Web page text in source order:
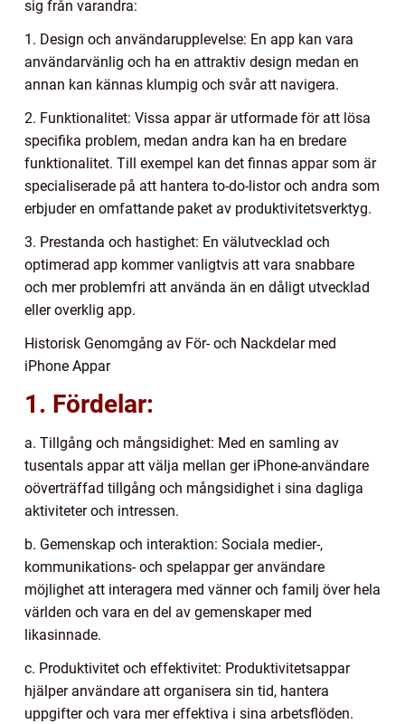
sig från varandra:
1. Design och användarupplevelse: En app kan vara
användarvänlig och ha en attraktiv design medan en
annan kan kännas klumpig och svår att navigera.
2. Funktionalitet: Vissa appar är utformade för att lösa
specifika problem, medan andra kan ha en bredare
funktionalitet. Till exempel kan det finnas appar som är
specialiserade på att hantera to-do-listor och andra som
erbjuder en omfattande paket av produktivitetsverktyg.
3. Prestanda och hastighet: En välutvecklad och
optimerad app kommer vanligtvis att vara snabbare
och mer problemfri att använda än en dåligt utvecklad
eller overklig app.
Historisk Genomgång av För- och Nackdelar med
iPhone Appar
1. Fördelar:
a. Tillgång och mångsidighet: Med en samling av
tusentals appar att välja mellan ger iPhone-användare
oöverträffad tillgång och mångsidighet i sina dagliga
aktiviteter och intressen.
b. Gemenskap och interaktion: Sociala medier-,
kommunikations- och spelappar ger användare
möjlighet att interagera med vänner och familj över hela
världen och vara en del av gemenskaper med
likasinnade.
c. Produktivitet och effektivitet: Produktivitetsappar
hjälper användare att organisera sin tid, hantera
uppgifter och vara mer effektiva i sina arbetsflöden.